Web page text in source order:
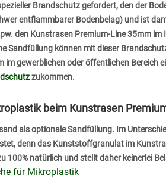
Brandschutz gefordert, den der
entflammbarer Bodenbelag) und ist
den Kunstrasen Premium-Line 35mm
Sandfüllung können mit dieser
gewerblichen oder öffentlichen Bereich
zukommen.
beim Kunstrasen
als optionale Sandfüllung. Im
denn das Kunststoffgranulat im
100% natürlich und stellt daher keinerlei
für Mikroplastik